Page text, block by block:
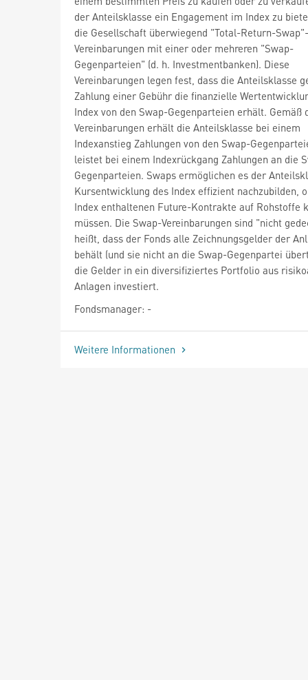
der Anteilsklasse ein Engagement im Index zu
die Gesellschaft überwiegend "Total-Return-Swap"-
Vereinbarungen mit einer oder mehreren "Swap-
Gegenparteien" (d. h. Investmentbanken). Diese
Vereinbarungen legen fest, dass die Anteilsklasse
Zahlung einer Gebühr die finanzielle
Index von den Swap-Gegenparteien erhält. Gemäß
Vereinbarungen erhält die Anteilsklasse bei einem
Indexanstieg Zahlungen von den Swap-
leistet bei einem Indexrückgang Zahlungen an die
Gegenparteien. Swaps ermöglichen es der
Kursentwicklung des Index effizient nachzubilden,
Index enthaltenen Future-Kontrakte auf Rohstoffe
müssen. Die Swap-Vereinbarungen sind "nicht
heißt, dass der Fonds alle Zeichnungsgelder der
behält (und sie nicht an die Swap-Gegenpartei
die Gelder in ein diversifiziertes Portfolio aus
Anlagen investiert.
Fondsmanager: -
Weitere Informationen